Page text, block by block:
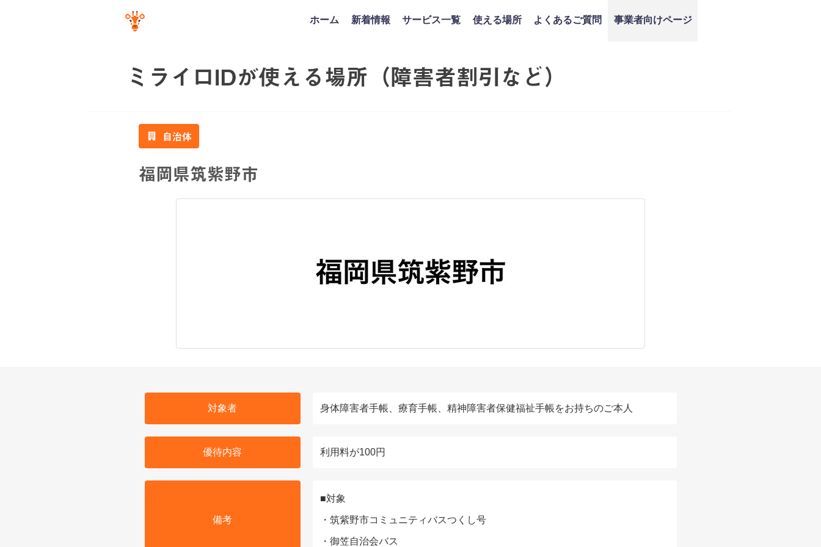
ホーム 新着情報 サービス一覧 使える場所 よくあるご質問 事業者向けページ
ミライロIDが使える場所（障害者割引など）
自治体
福岡県筑紫野市
対象者 身体障害者手帳、療育手帳、精神障害者保健福祉手帳をお持ちのご本人
優待内容 利用料が100円
備考
■対象
・筑紫野市コミュニティバスつくし号
・御笠自治会バス